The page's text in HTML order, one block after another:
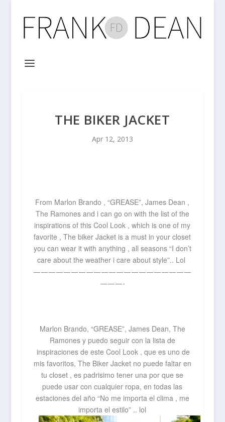
THE BIKER JACKET
Apr 12, 2013
From Marlon Brando , “GREASE”, James Dean ,
The Ramones and i can go on with the list of the
inspirations of this Cool Look , which is one of my
favorite , The biker Jacket is a must in your closet
you can wear it with anything , all seasons “I don’t
care about the weather i care about style”.. Lol
—————————————————————
———-
Marlon Brando, “GREASE”, James Dean, The
Ramones y puedo seguir con la lista de
inspiraciones de este Cool Look , que es uno de
mis favoritos, The Biker Jacket no puede faltar en
tu closet , es padrisimo tener una por que se
puede usar con cualquier ropa, en todas las
estaciones del año “No me importa el clima , me
importa el estilo” .. lol